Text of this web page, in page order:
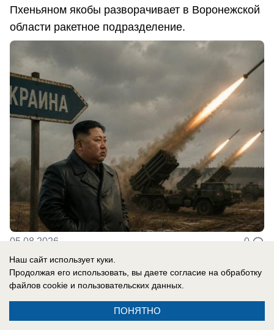
Пхеньяном якобы разворачивает в Воронежской
области ракетное подразделение.
05.08.2026 0
В России
Киевской области, атакован склад
Наш сайт использует куки.
Продолжая его использовать, вы даете согласие на обработку
файлов cookie и пользовательских данных.
ПОНЯТНО